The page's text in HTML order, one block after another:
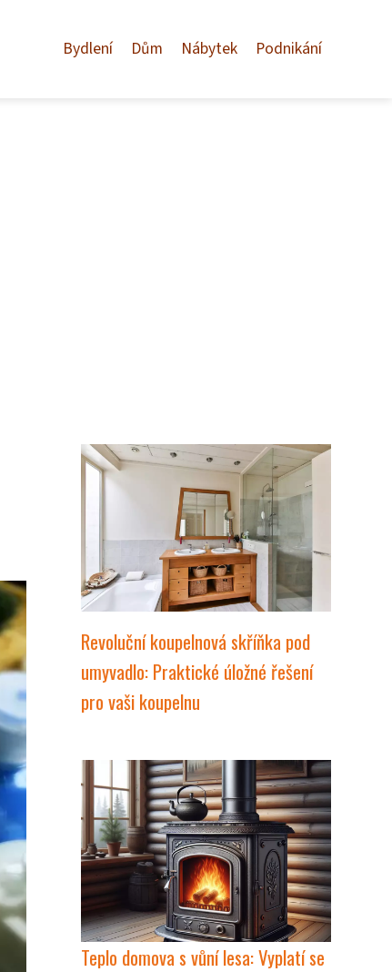
Bydlení Dům Nábytek Podnikání
Revoluční koupelnová skříňka pod
umyvadlo: Praktické úložné řešení
pro vaši koupelnu
Teplo domova s vůní lesa: Vyplatí se